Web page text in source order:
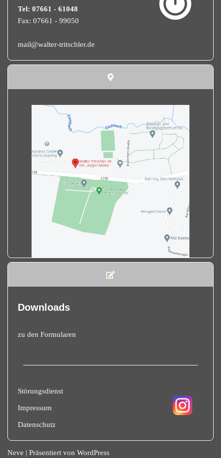
Tel: 07661 - 61048
Fax: 07661 - 99050
mail@walter-tritschler.de
Downloads
zu den Formularen
Störungsdienst
Impressum
Datenschutz
Neve | Präsentiert von WordPress